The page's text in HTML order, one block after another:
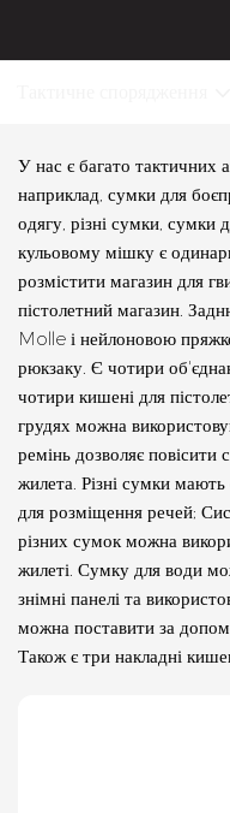
У нас є багато тактичних
наприклад, сумки для
одягу, різні сумки,
кульовому мішку є
розмістити магазин для
пістолетний магазин.
Molle і нейлоновою
рюкзаку. Є чотири
чотири кишені для
грудях можна
ремінь дозволяє
жилета. Різні сумки
для розміщення речей;
різних сумок можна
жилеті. Сумку для води
знімні панелі та
можна поставити за
Також є три накладні